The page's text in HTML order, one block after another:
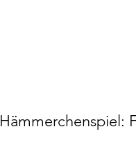
Hämmerchenspiel: